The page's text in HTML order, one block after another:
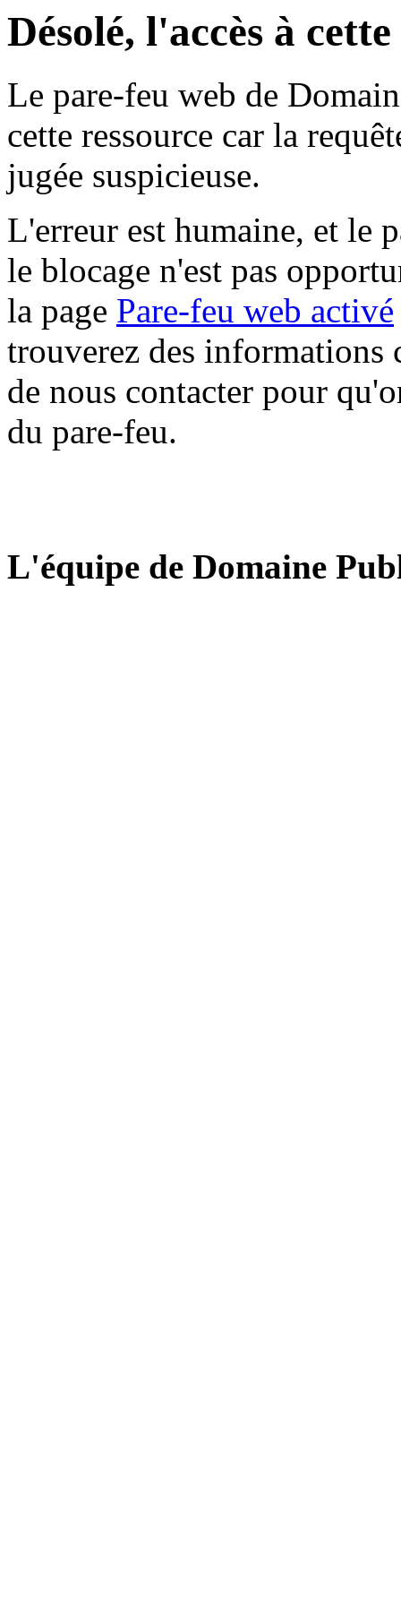
Désolé, l'accès à
Le pare-feu web de
cette ressource car la
jugée suspicieuse.
L'erreur est humaine, et le
le blocage n'est pas
la page Pare-feu web activé
trouverez des informations
de nous contacter pour
du pare-feu.
L'équipe de Domaine